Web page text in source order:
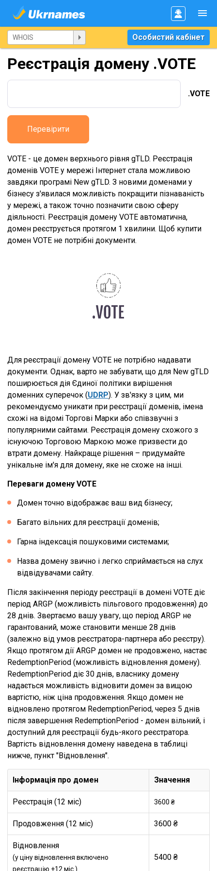
Особистий кабінет
Реєстрація домену .VOTE
.VOTE
Перевірити
VOTE - це домен верхнього рівня gTLD. Реєстрація
доменів VOTE у мережі Інтернет стала можливою
завдяки програмі New gTLD. З новими доменами у
бізнесу з'явилася можливість покращити пізнаваність
у мережі, а також точно позначити свою сферу
діяльності. Реєстрація домену VOTE автоматична,
домен реєструється протягом 1 хвилини. Щоб купити
домен VOTE не потрібні документи.
Для реєстрації домену VOTE не потрібно надавати
документи. Однак, варто не забувати, що для New gTLD
поширюється дія Єдиної політики вирішення
доменних суперечок (UDRP). У зв'язку з цим, ми
рекомендуємо уникати при реєстрації доменів, імена
схожі на відомі Торгові Марки або співзвучні з
популярними сайтами. Реєстрація домену схожого з
існуючою Торговою Маркою може призвести до
втрати домену. Найкраще рішення – придумайте
унікальне ім'я для домену, яке не схоже на інші.
Переваги домену VOTE
Домен точно відображає ваш вид бізнесу;
Багато вільних для реєстрації доменів;
Гарна індексація пошуковими системами;
Назва домену звично і легко сприймається на слух
відвідувачами сайту.
Після закінчення періоду реєстрації в домені VOTE діє
період ARGP (можливість пільгового продовження) до
28 днів. Звертаємо вашу увагу, що період ARGP не
гарантований, може становити менше 28 днів
(залежно від умов реєстратора-партнера або реєстру).
Якщо протягом дії ARGP домен не продовжено, настає
RedemptionPeriod (можливість відновлення домену).
RedemptionPeriod діє 30 днів, власнику домену
надається можливість відновити домен за вищою
вартістю, ніж ціна продовження. Якщо домен не
відновлено протягом RedemptionPeriod, через 5 днів
після завершення RedemptionPeriod - домен вільний, і
доступний для реєстрації будь-якого реєстратора.
Вартість відновлення домену наведена в таблиці
нижче, пункт "Відновлення".
Інформація про домен Значення
Реєстрація (12 міс) 3600 ₴
Продовження (12 міс) 3600 ₴
Відновлення
(у ціну відновлення включено
реєстрацію +12 міс.)
5400 ₴